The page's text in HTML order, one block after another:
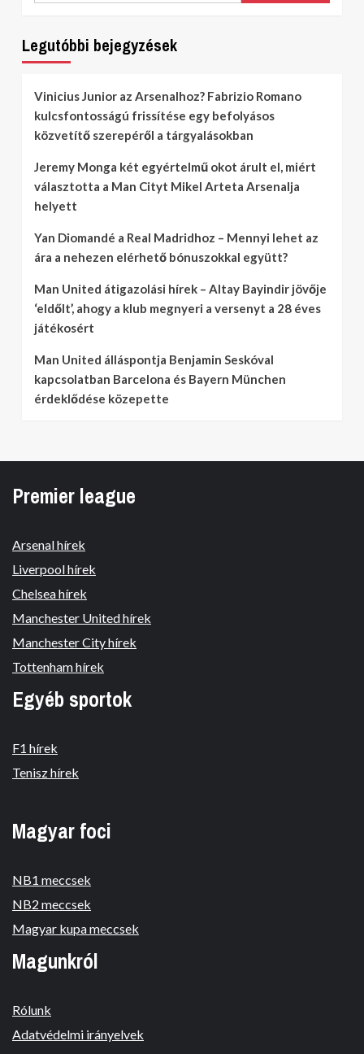
Legutóbbi bejegyzések
Vinicius Junior az Arsenalhoz? Fabrizio Romano
kulcsfontosságú frissítése egy befolyásos
közvetítő szerepéről a tárgyalásokban
Jeremy Monga két egyértelmű okot árult el, miért
választotta a Man Cityt Mikel Arteta Arsenalja
helyett
Yan Diomandé a Real Madridhoz – Mennyi lehet az
ára a nehezen elérhető bónuszokkal együtt?
Man United átigazolási hírek – Altay Bayindir jövője
‘eldőlt’, ahogy a klub megnyeri a versenyt a 28 éves
játékosért
Man United álláspontja Benjamin Seskóval
kapcsolatban Barcelona és Bayern München
érdeklődése közepette
Premier league
Arsenal hírek
Liverpool hírek
Chelsea hírek
Manchester United hírek
Manchester City hírek
Tottenham hírek
Egyéb sportok
F1 hírek
Tenisz hírek
Magyar foci
NB1 meccsek
NB2 meccsek
Magyar kupa meccsek
Magunkról
Rólunk
Adatvédelmi irányelvek